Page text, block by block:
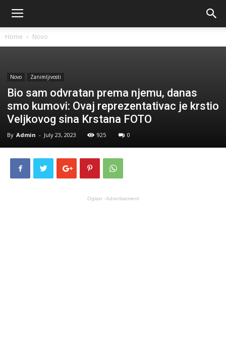
Home Novo
Novo Zanimljivosti
Bio sam odvratan prema njemu, danas
smo kumovi: Ovaj reprezentativac je krstio
Veljkovog sina Krstana FOTO
By Admin - July 23, 2023 925 0
Oglasi - Advertisement